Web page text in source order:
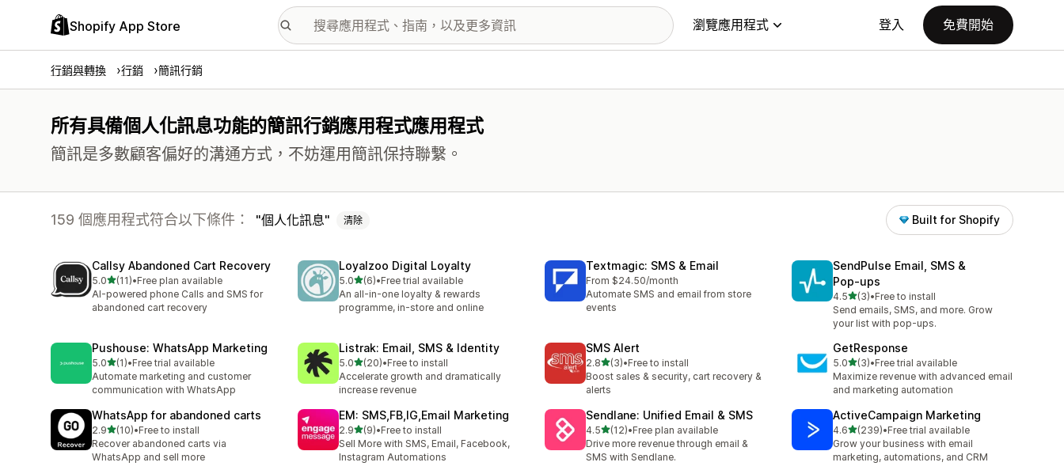
Shopify App Store 瀏覽應用程式 登入 免費開始
行銷與轉換 行銷 簡訊行銷
所有具備個人化訊息功能的簡訊行銷應用程式應用程式
簡訊是多數顧客偏好的溝通方式，不妨運用簡訊保持聯繫。
159 個應用程式符合以下條件： 個人化訊息 清除 Built for Shopify
Callsy Abandoned Cart Recovery
5.0滿分 5 顆星
(11)
共有 11 則評價
•Free plan available
AI-powered phone Calls and SMS for
abandoned cart recovery
Loyalzoo Digital Loyalty
5.0滿分 5 顆星
(6)
共有 6 則評價
•Free trial available
An all-in-one loyalty & rewards
programme, in-store and online
Textmagic: SMS & Email
From $24.50/month
Automate SMS and email from store
events
SendPulse Email, SMS &
Pop‑ups
4.5滿分 5 顆星
(3)
共有 3 則評價
•Free to install
Send emails, SMS, and more. Grow
your list with pop-ups.
Pushouse: WhatsApp Marketing
5.0滿分 5 顆星
(1)
共有 1 則評價
•Free trial available
Automate marketing and customer
communication with WhatsApp
Listrak: Email, SMS & Identity
5.0滿分 5 顆星
(20)
共有 20 則評價
•Free to install
Accelerate growth and dramatically
increase revenue
SMS Alert
2.8滿分 5 顆星
(3)
共有 3 則評價
•Free to install
Boost sales & security, cart recovery &
alerts
GetResponse
5.0滿分 5 顆星
(3)
共有 3 則評價
•Free trial available
Maximize revenue with advanced email
and marketing automation
WhatsApp for abandoned carts
2.9滿分 5 顆星
(10)
共有 10 則評價
•Free to install
Recover abandoned carts via
WhatsApp and sell more
EM: SMS,FB,IG,Email Marketing
2.9滿分 5 顆星
(9)
共有 9 則評價
•Free to install
Sell More with SMS, Email, Facebook,
Instagram Automations
Sendlane: Unified Email & SMS
4.5滿分 5 顆星
(12)
共有 12 則評價
•Free plan available
Drive more revenue through email &
SMS with Sendlane.
ActiveCampaign Marketing
4.6滿分 5 顆星
(239)
共有 239 則評價
•Free trial available
Grow your business with email
marketing, automations, and CRM